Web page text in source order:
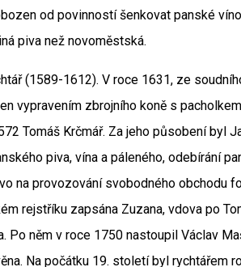
od povinností šenkovat panské
piva než novoměstská.
(1589-1612). V roce 1631, ze
vypravením zbrojního koně s
Tomáš Krčmář. Za jeho působení byl
piva, vína a páleného, odebírání
na provozování svobodného obchodu
rejstříku zapsána Zuzana, vdova po
Po něm v roce 1750 nastoupil Václav
Na počátku 19. století byl rychtářem